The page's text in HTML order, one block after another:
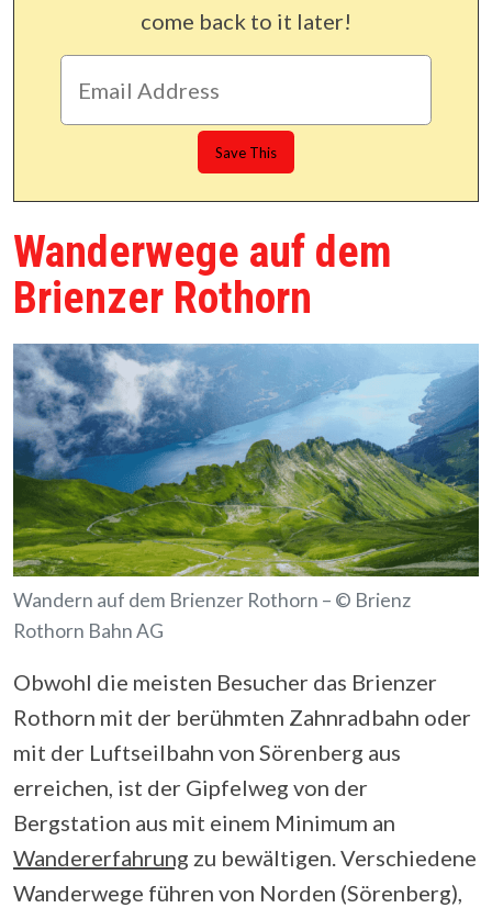
come back to it later!
Wanderwege auf dem
Brienzer Rothorn
Wandern auf dem Brienzer Rothorn – © Brienz
Rothorn Bahn AG
Obwohl die meisten Besucher das Brienzer
Rothorn mit der berühmten Zahnradbahn oder
mit der Luftseilbahn von Sörenberg aus
erreichen, ist der Gipfelweg von der
Bergstation aus mit einem Minimum an
Wandererfahrung zu bewältigen. Verschiedene
Wanderwege führen von Norden (Sörenberg),